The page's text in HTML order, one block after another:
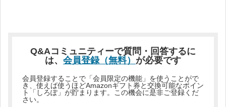
Q&Aコミュニティーで質問・回答するに
は、 会員登録（無料） が必要です
会員登録することで「会員限定の機能」を使うことがで
き、使えば使うほどAmazonギフト券と交換可能なポイン
ト「しろぽ」が貯まります。この機会に是非ご登録くだ
さい。